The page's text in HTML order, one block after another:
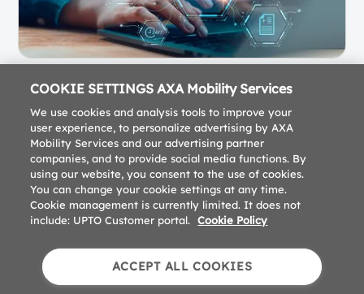
Impressum
Downloads
Cookie Preferences
COOKIE SETTINGS AXA Mobility Services
We use cookies and analysis tools to improve your
user experience, to personalize advertising by AXA
Mobility Services and our advertising partner
companies, and to provide social media functions. By
using our website, you consent to the use of cookies.
You can change your cookie settings at any time.
Cookie management is currently limited. It does not
include: UPTO Customer portal.
Cookie Policy
ACCEPT ALL COOKIES